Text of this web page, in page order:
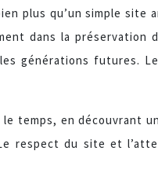
plus qu’un simple
dans la préservation
générations futures.
temps, en découvrant
respect du site et